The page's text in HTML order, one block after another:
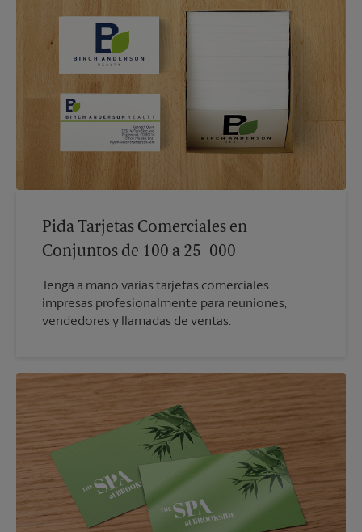
Pida Tarjetas Comerciales en
Conjuntos de 100 a 25 000
Tenga a mano varias tarjetas comerciales
impresas profesionalmente para reuniones,
vendedores y llamadas de ventas.